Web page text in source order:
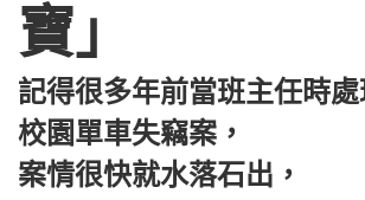
寶」
記得很多年前當班主任時
校園單車失竊案，
案情很快就水落石出，